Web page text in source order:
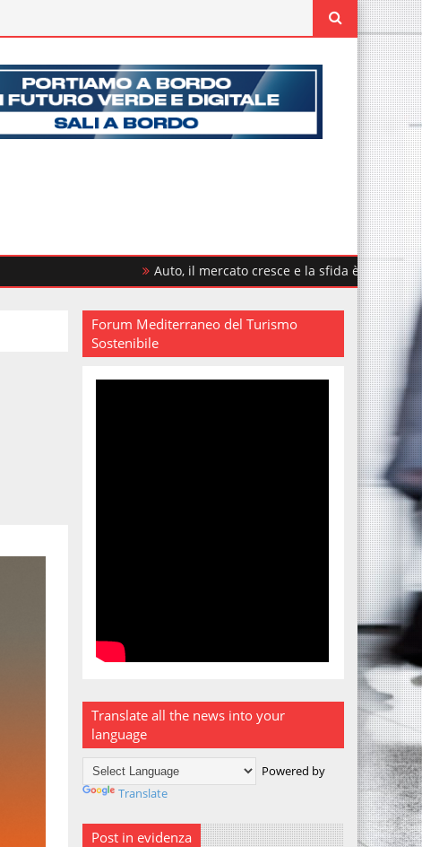
Auto, il mercato cresce e la sfida è rinnovare il parco
Forum Mediterraneo del Turismo
Sostenibile
Translate all the news into your
language
Powered by
Translate
Post in evidenza